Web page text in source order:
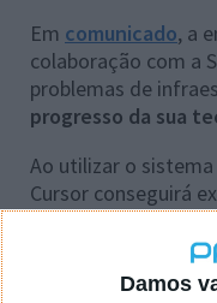
Damos
Em comunicado, a
colaboração com a
problemas de
progresso da sua
Ao utilizar o sistema
Cursor conseguirá
de treino dos seus
de
travavam o